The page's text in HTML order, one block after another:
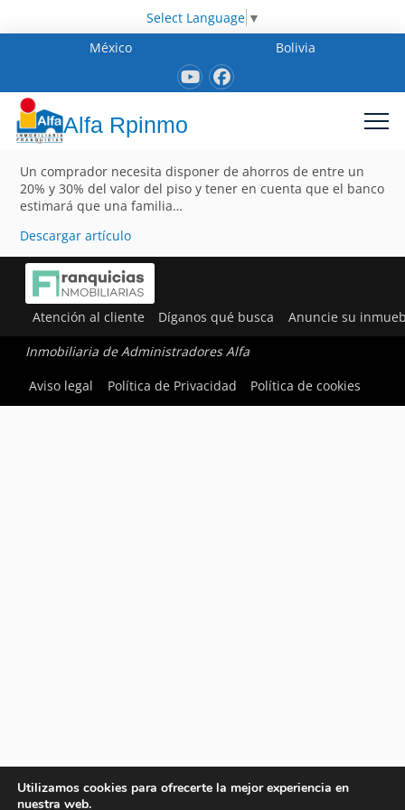
Select Language ▼
México
Bolivia
Alfa Rpinmo
Un comprador necesita disponer de ahorros de entre un
20% y 30% del valor del piso y tener en cuenta que el banco
estimará que una familia…
Descargar artículo
Atención al cliente Díganos qué busca Anuncie su
Inmobiliaria de Administradores Alfa
Aviso legal
Política de Privacidad Política de cookies
Utilizamos cookies para ofrecerte la mejor experiencia en
nuestra web.